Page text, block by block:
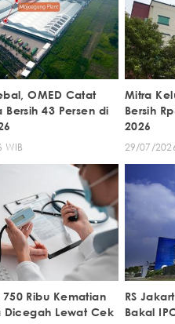
OMED Catat
Bersih 43 Persen di
WIB
Mitra
Bersih
2026
29/07/
Ribu Kematian
Dicegah Lewat Cek
RS
Bakal